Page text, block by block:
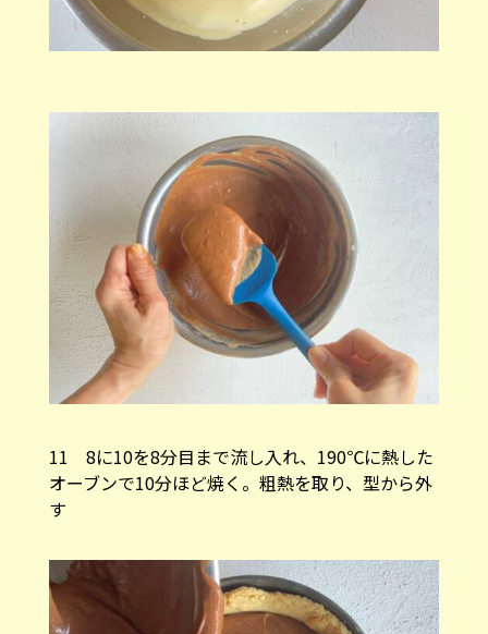
11 8に10を8分目まで流し入れ、190℃に熱した
オーブンで10分ほど焼く。粗熱を取り、型から外
す